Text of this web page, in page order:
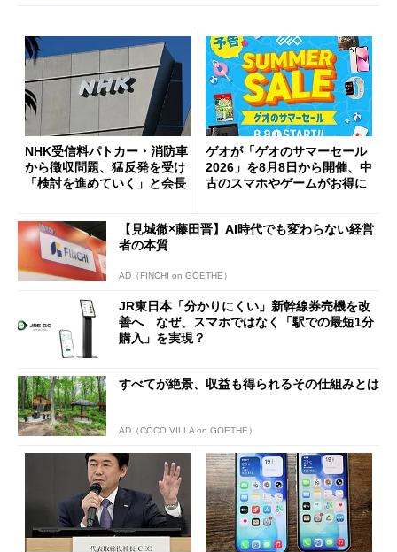
NHK受信料パトカー・消防車
から徴収問題、猛反発を受け
「検討を進めていく」と会長
ゲオが「ゲオのサマーセール
2026」を8月8日から開催、中
古のスマホやゲームがお得に
【見城徹×藤田晋】AI時代でも変わらない経営
者の本質
AD（FINCHI on GOETHE）
JR東日本「分かりにくい」新幹線券売機を改
善へ なぜ、スマホではなく「駅での最短1分
購入」を実現？
すべてが絶景、収益も得られるその仕組みとは
AD（COCO VILLA on GOETHE）